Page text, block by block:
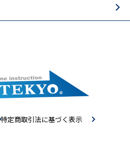
特定商取引法に基づく表示